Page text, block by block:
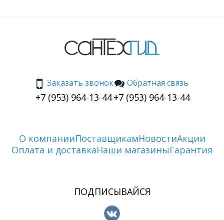
Заказать звонок
+7 (953) 964-13-44
Обратная связь
+7 (953) 964-13-44
О компанииПоставщикамНовостиАкции
Оплата и доставкаНаши магазиныГарантия
ПОДПИСЫВАЙСЯ